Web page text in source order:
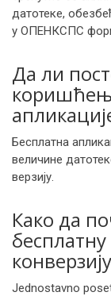
датотеке,
у ОПЕНКСПС
Да ли
Бесплатна
величине
верзију.
Како да
Jednostavno